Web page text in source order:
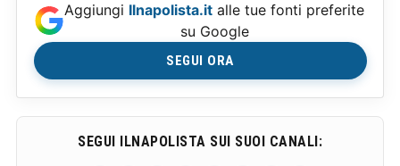
Aggiungi Ilnapolista.it alle tue fonti preferite
su Google
SEGUI ORA
SEGUI ILNAPOLISTA SUI SUOI CANALI: